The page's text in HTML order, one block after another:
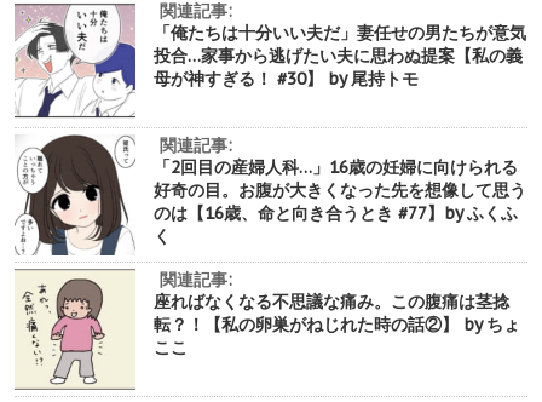
関連記事:
「俺たちは十分いい夫だ」妻任せの男たちが意気
投合…家事から逃げたい夫に思わぬ提案【私の義
母が神すぎる！ #30】 by 尾持トモ
関連記事:
「2回目の産婦人科…」16歳の妊婦に向けられる
好奇の目。お腹が大きくなった先を想像して思う
のは【16歳、命と向き合うとき #77】by ふくふ
く
関連記事:
座ればなくなる不思議な痛み。この腹痛は茎捻
転？！【私の卵巣がねじれた時の話②】 by ちょ
ここ